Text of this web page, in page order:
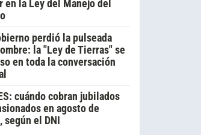
en la Ley del Manejo del
perdió la pulseada
la "Ley de Tierras" se
en toda la conversación
cuándo cobran jubilados
en agosto de
según el DNI